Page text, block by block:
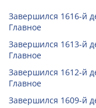
Завершился 1616-й
Главное
Завершился 1613-й
Главное
Завершился 1612-й
Главное
Завершился 1609-й